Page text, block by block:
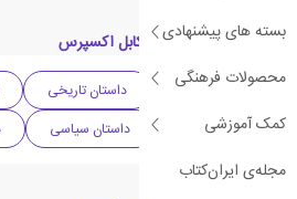
بسته های پیشنهادی
محصولات فرهنگی
کمک آموزشی
مجله‌ی ایران‌کتاب
دسته بندی های کتاب کابل اکسپرس
ادبیات فرانسه داستان تاریخی
ادبیات معاصر
داستان سیاسی